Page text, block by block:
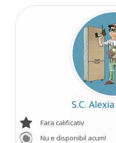
S.C.
Fara calificativ
Nu e disponibil acum!